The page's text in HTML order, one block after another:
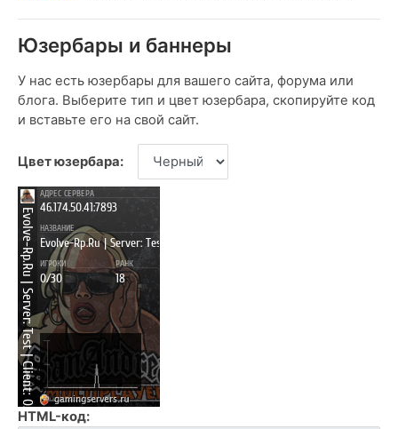
Юзербары и баннеры
У нас есть юзербары для вашего сайта, форума или
блога. Выберите тип и цвет юзербара, скопируйте код
и вставьте его на свой сайт.
Цвет юзербара:
HTML-код: